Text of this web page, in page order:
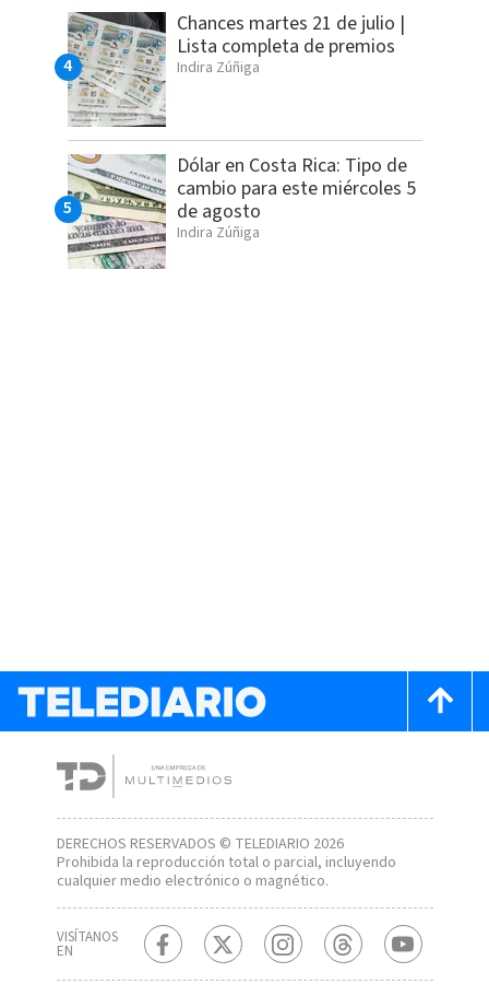
Chances martes 21 de julio |
Lista completa de premios
Indira Zúñiga
Dólar en Costa Rica: Tipo de
cambio para este miércoles 5
de agosto
Indira Zúñiga
DERECHOS RESERVADOS © TELEDIARIO 2026
Prohibida la reproducción total o parcial, incluyendo
cualquier medio electrónico o magnético.
VISÍTANOS
EN